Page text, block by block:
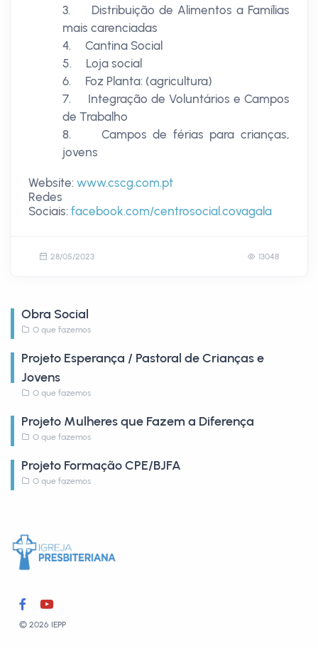
3. Distribuição de Alimentos a Famílias
mais carenciadas
4. Cantina Social
5. Loja social
6. Foz Planta: (agricultura)
7. Integração de Voluntários e Campos
de Trabalho
8. Campos de férias para crianças,
jovens
Website: www.cscg.com.pt
Redes
Sociais: facebook.com/centrosocial.covagala
28/05/2023 13048
Obra Social
O que fazemos
Projeto Esperança / Pastoral de Crianças e
Jovens
O que fazemos
Projeto Mulheres que Fazem a Diferença
O que fazemos
Projeto Formação CPE/BJFA
O que fazemos
© 2026 IEPP